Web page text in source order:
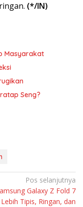
(*/IN)
Masyarakat
Seng?
Pos selanjutnya
Galaxy Z Fold 7
Tipis, Ringan, dan